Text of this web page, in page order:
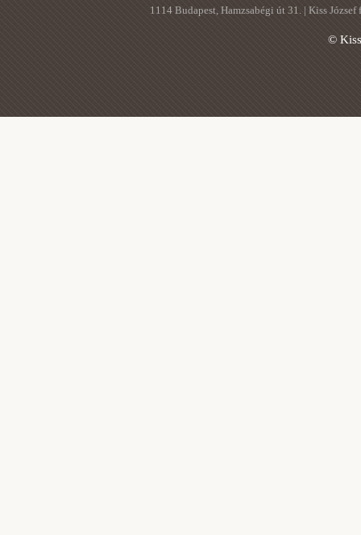
1114 Budapest, Hamzsabégi út 31. | Kiss
©